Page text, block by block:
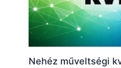
Nehéz műveltségi